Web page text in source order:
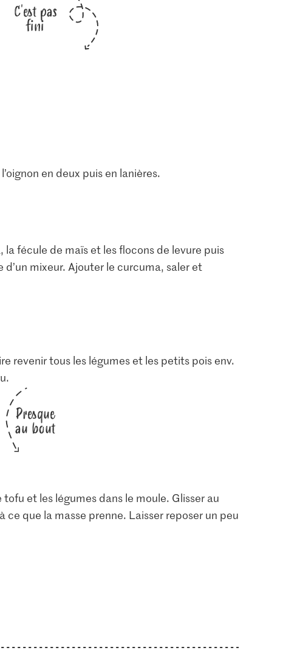
1.05
C'est pas
fini
en deux puis en lanières.
la fécule de maïs et les flocons de levure puis
d’un mixeur. Ajouter le curcuma, saler et
revenir tous les légumes et les petits pois env.
Presque
au bout
et les légumes dans le moule. Glisser au
ce que la masse prenne. Laisser reposer un peu